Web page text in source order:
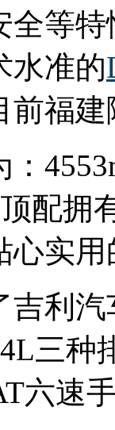
全等
水准的
福
配拥
心实
利汽
三种
六速